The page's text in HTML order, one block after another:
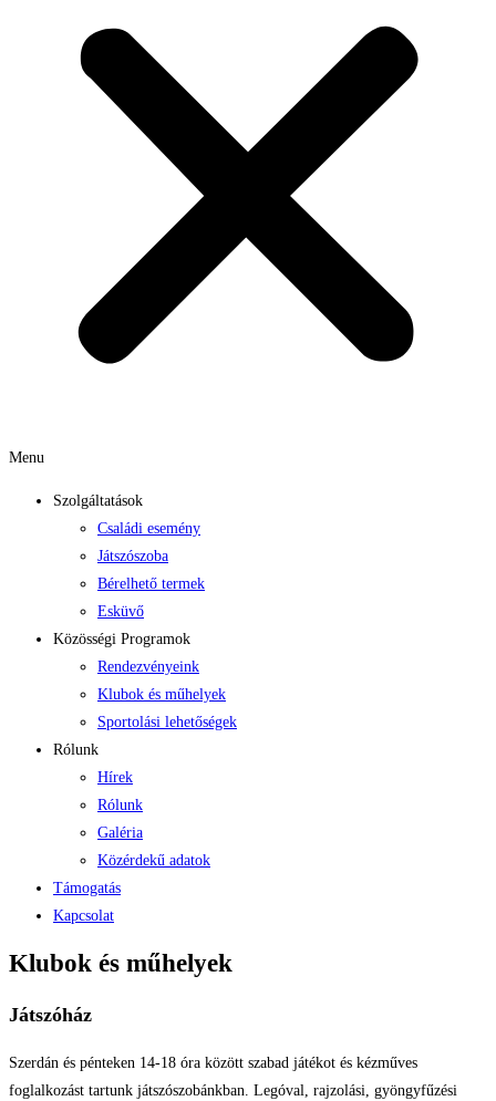
Menu
Szolgáltatások
Családi esemény
Játszószoba
Bérelhető termek
Esküvő
Közösségi Programok
Rendezvényeink
Klubok és műhelyek
Sportolási lehetőségek
Rólunk
Hírek
Rólunk
Galéria
Közérdekű adatok
Támogatás
Kapcsolat
Klubok és műhelyek
Játszóház
Szerdán és pénteken 14-18 óra között szabad játékot és kézműves
foglalkozást tartunk játszószobánkban. Legóval, rajzolási, gyöngyfűzési